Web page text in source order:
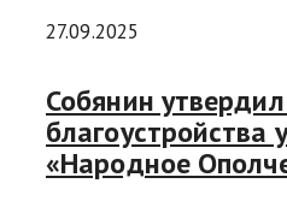
27.09.2025
Собянин
благоустройства
«Народное